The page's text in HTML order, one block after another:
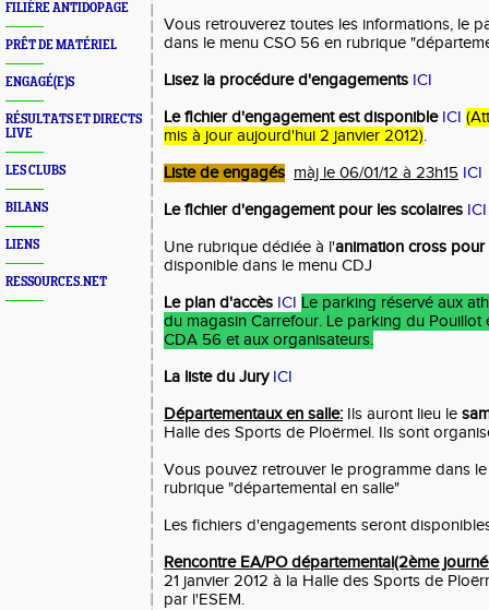
FILIÈRE ANTIDOPAGE
PRÊT DE MATÉRIEL
ENGAGÉ(E)S
RÉSULTATS ET DIRECTS
LIVE
LES CLUBS
BILANS
LIENS
RESSOURCES.NET
Vous retrouverez toutes les informations, le
dans le menu CSO 56 en rubrique
Lisez la procédure d'engagements ICI
Le fichier d'engagement est disponible ICI
mis à jour aujourd'hui 2 janvier 2012).
Liste de engagés màj le 06/01/12 à 23h15 ICI
Le fichier d'engagement pour les scolaires ICI
Une rubrique dédiée à l'animation cross
disponible dans le menu CDJ
Le plan d'accès ICI Le parking réservé aux
du magasin Carrefour. Le parking du Pouillot
CDA 56 et aux organisateurs.
La liste du Jury ICI
Départementaux en salle: Ils auront lieu le
Halle des Sports de Ploërmel. Ils sont
Vous pouvez retrouver le programme dans
rubrique "départemental en salle"
Les fichiers d'engagements seront
Rencontre EA/PO départemental(2ème
21 janvier 2012 à la Halle des Sports de
par l'ESEM.